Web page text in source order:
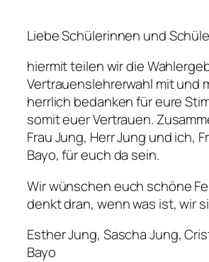
Liebe Schülerinnen und
hiermit teilen wir die
Vertrauenslehrerwahl mit und
herrlich bedanken für eure
somit euer Vertrauen.
Frau Jung, Herr Jung und ich,
Bayo, für euch da sein.
Wir wünschen euch schöne
denkt dran, wenn was ist, wir
Esther Jung, Sascha Jung,
Bayo